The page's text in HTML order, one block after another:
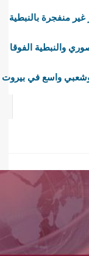
غير منفجرة بالنبطية
والنبطية الفوقا
وشعبي واسع في بيروت